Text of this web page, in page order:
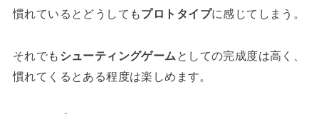
慣れているとどうしてもプロトタイプに感じてしまう。
それでも シューティングゲーム としての完成度は高く、
慣れてくるとある程度は楽しめます。